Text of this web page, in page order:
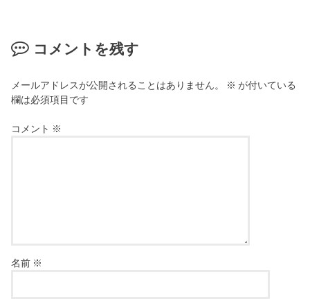
コメントを残す
メールアドレスが公開されることはありません。 ※ が付いている
欄は必須項目です
コメント ※
名前 ※